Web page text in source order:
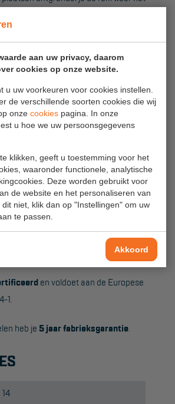
aan uw privacy, daarom
cookies op onze website.
u uw voorkeuren voor cookies instellen.
de verschillende soorten cookies die wij
onze cookies pagina. In onze
u hoe we uw persoonsgegevens
klikken, geeft u toestemming voor het
waaronder functionele, analytische
Deze worden gebruikt voor
de website en het personaliseren van
niet, klik dan op "Instellingen" om uw
te passen.
Akkoord
het wiel op de rem zet plaatst deze
onder de staander. Hierdoor hoef
over de juiste stand van het
die op de wielstaander zit is de
de goede hoogte te stellen.
kwaliteit
rolsteiger dan heb je daar jarenlang
wordenin Nederland
techniek. Hierdoor is een
gegarandeerd en kunnen we je de
een scherpe prijs.
rolsteiger is geschikt voor een
en 200kg/m2 per platform.
en voldoet aan de Europese
1.
heb je 5 jaar fabrieksgarantie
14